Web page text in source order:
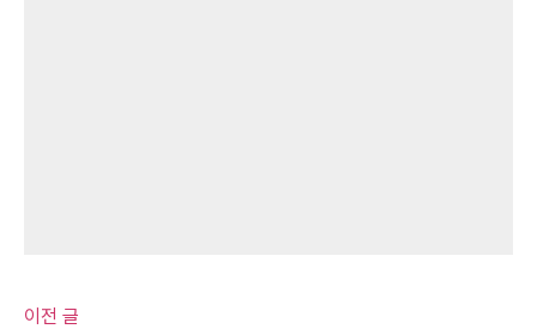
이전 글